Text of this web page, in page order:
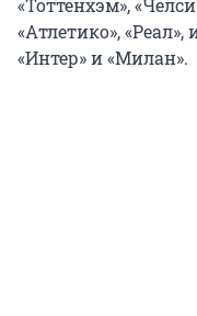
«Тоттенхэм»,
«Атлетико»,
«Интер» и «Милан».